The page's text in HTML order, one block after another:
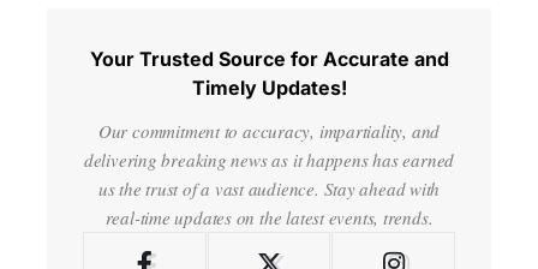
Your Trusted Source for Accurate and
Timely Updates!
Our commitment to accuracy, impartiality, and
delivering breaking news as it happens has earned
us the trust of a vast audience. Stay ahead with
real-time updates on the latest events, trends.